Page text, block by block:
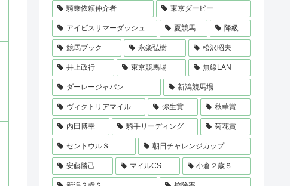
騎乗依頼仲介者 東京ダービー
アイビスサマーダッシュ 夏競馬 降級
競馬ブック 永楽弘樹 松沢昭夫
井上政行 東京競馬場 無線LAN
ダーレージャパン 新潟競馬場
ヴィクトリアマイル 弥生賞 秋華賞
内田博幸 騎手リーディング 菊花賞
セントウルＳ 朝日チャレンジカップ
安藤勝己 マイルCS 小倉２歳Ｓ